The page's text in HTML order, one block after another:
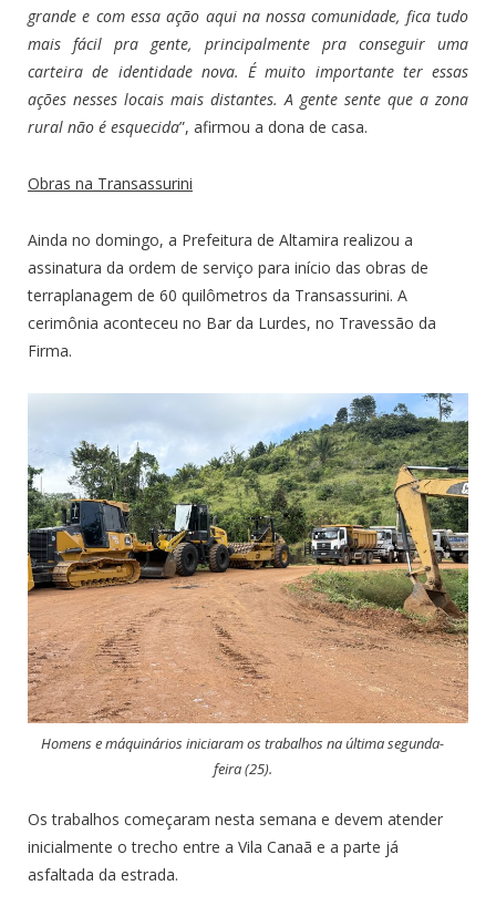
grande e com essa ação aqui na nossa comunidade, fica tudo
mais fácil pra gente, principalmente pra conseguir uma
carteira de identidade nova. É muito importante ter essas
ações nesses locais mais distantes. A gente sente que a zona
rural não é esquecida”, afirmou a dona de casa.
Obras na Transassurini
Ainda no domingo, a Prefeitura de Altamira realizou a
assinatura da ordem de serviço para início das obras de
terraplanagem de 60 quilômetros da Transassurini. A
cerimônia aconteceu no Bar da Lurdes, no Travessão da
Firma.
Homens e máquinários iniciaram os trabalhos na última segunda-
feira (25).
Os trabalhos começaram nesta semana e devem atender
inicialmente o trecho entre a Vila Canaã e a parte já
asfaltada da estrada.